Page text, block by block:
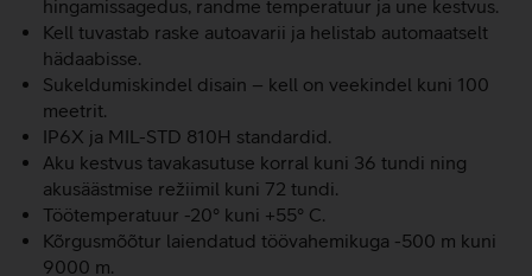
hingamissagedus, randme temperatuur ja une kestvus.
Kell tuvastab raske autoavarii ja helistab automaatselt
hädaabisse.
Sukeldumiskindel disain – kell on veekindel kuni 100
meetrit.
IP6X ja MIL-STD 810H standardid.
Aku kestvus tavakasutuse korral kuni 36 tundi ning
akusäästmise režiimil kuni 72 tundi.
Töötemperatuur -20° kuni +55° C.
Kõrgusmõõtur laiendatud töövahemikuga -500 m kuni
9000 m.